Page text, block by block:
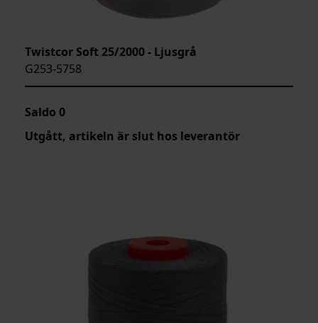
Twistcor Soft 25/2000 - Ljusgrå
G253-5758
Saldo 0
Utgått, artikeln är slut hos leverantör